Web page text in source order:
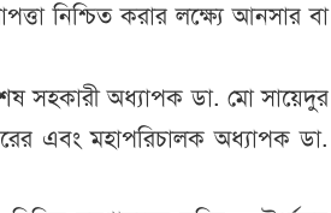
নিশ্চিত করার লক্ষ্যে আনসার বা
সহকারী অধ্যাপক ডা. মো সায়েদুর
এবং মহাপরিচালক অধ্যাপক ডা.